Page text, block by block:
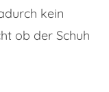
kein
ob der Schuh